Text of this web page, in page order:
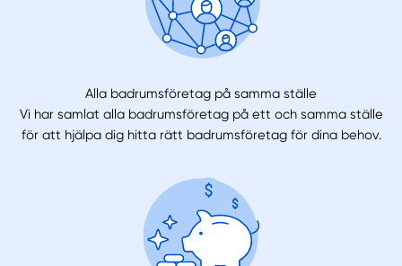
Alla badrumsföretag på samma ställe
Vi har samlat alla badrumsföretag på ett och samma ställe
för att hjälpa dig hitta rätt badrumsföretag för dina behov.